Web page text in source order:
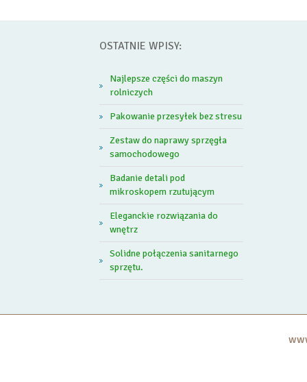
OSTATNIE WPISY:
Najlepsze części do maszyn
rolniczych
Pakowanie przesyłek bez stresu
Zestaw do naprawy sprzęgła
samochodowego
Badanie detali pod
mikroskopem rzutującym
Eleganckie rozwiązania do
wnętrz
Solidne połączenia sanitarnego
sprzętu.